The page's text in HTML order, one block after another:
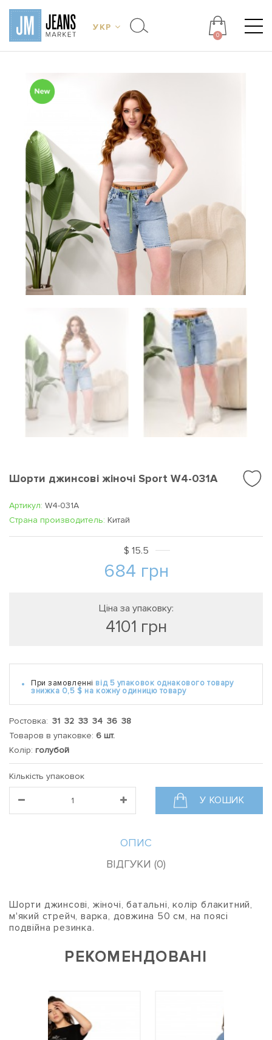
УКР
0
Шорти джинсові жіночі Sport W4-031A
Артикул: W4-031A
Cтрана производитель: Китай
$ 15.5
684 грн
Ціна за упаковку:
4101 грн
При замовленні від 5 упаковок однакового товару
знижка 0,5 $ на кожну одиницю товару
Ростовка: 31 32 33 34 36 38
Товаров в упаковке: 6 шт.
Колір: голубой
Кількість упаковок
У КОШИК
ОПИС
ВІДГУКИ (0)
Шорти джинсові, жіночі, батальні, колір блакитний,
м'який стрейч, варка, довжина 50 см, на поясі
подвійна резинка.
РЕКОМЕНДОВАНІ